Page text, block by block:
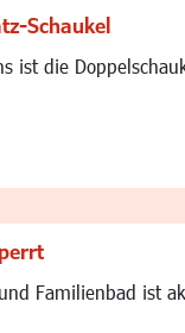
Schaukel
ist die
Familienbad ist